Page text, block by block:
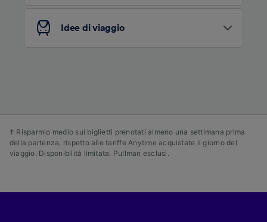
Idee di viaggio
† Risparmio medio sui biglietti prenotati almeno una settimana prima
della partenza, rispetto alle tariffe Anytime acquistate il giorno del
viaggio. Disponibilità limitata. Pullman esclusi.
dei contenuti e degli annunci, ricerche sul
pubblico, sviluppo di servizi.